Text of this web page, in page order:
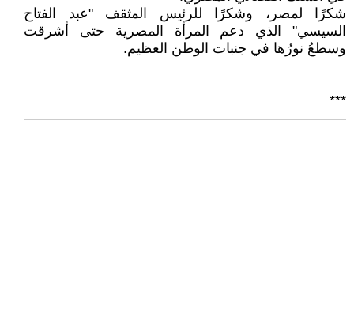
شكرًا لمصر، وشكرًا للرئيس المثقف "عبد الفتاح
السيسي" الذي دعم المرأة المصرية حتى أشرقت
وسطعُ نورُها في جنبات الوطن العظيم.
***